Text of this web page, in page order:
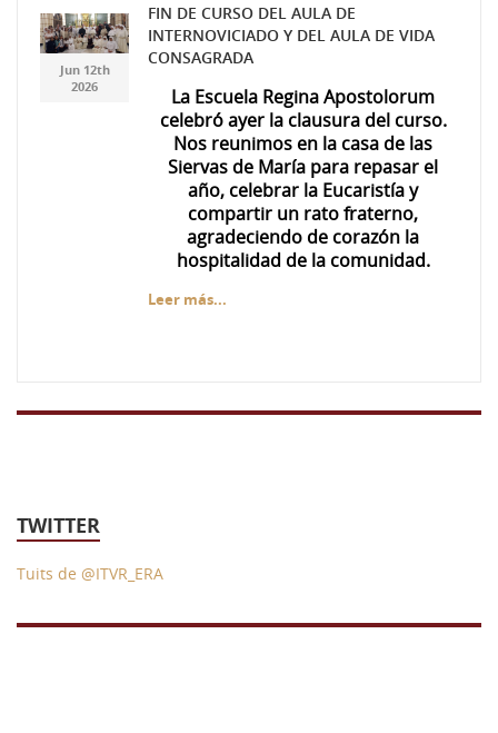
7ea3c5ae-f537-447f-
a49d-da71d69674d0.jpg
7ea3c5ae-f537-447f-
a49d-da71d69674d0.jpg
Jun 12th
2026
FIN DE CURSO DEL AULA DE
INTERNOVICIADO Y DEL AULA DE VIDA
CONSAGRADA
La Escuela Regina Apostolorum
celebró ayer la clausura del curso.
Nos reunimos en la casa de las
Siervas de María para repasar el
año, celebrar la Eucaristía y
compartir un rato fraterno,
agradeciendo de corazón la
hospitalidad de la comunidad.
Leer más...
TWITTER
Tuits de @ITVR_ERA